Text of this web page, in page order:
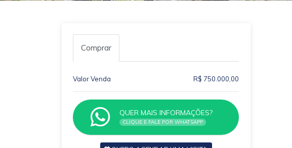
Comprar
Valor Venda R$ 750.000,00
QUER MAIS INFORMAÇÕES?
CLIQUE E FALE POR WHATSAPP